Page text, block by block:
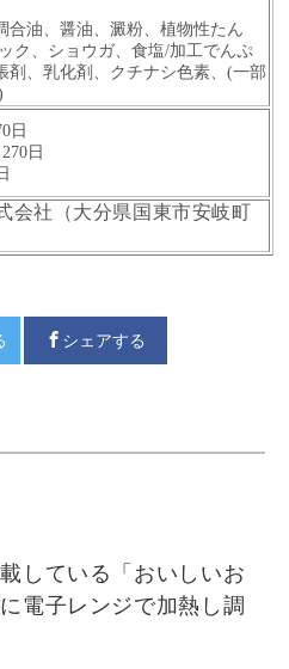
合油、醤油、澱粉、植物性たん
ク、ショウガ、食塩/加工でんぷ
剤、乳化剤、クチナシ色素、(一部
日
日
会社
（大分県国東市安岐町
シェアする
している「おいしいお
電子レンジで加熱し調